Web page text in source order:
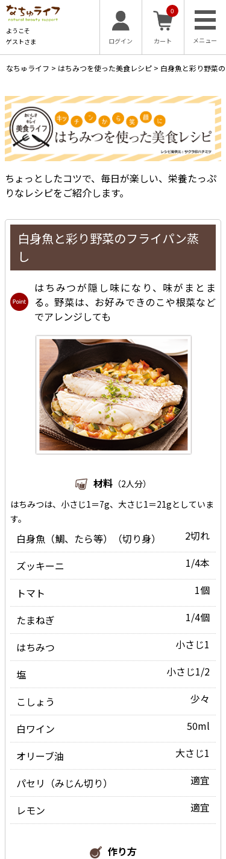
ようこそ
ゲストさま
ログイン
0
カート
なちゅライフ > はちみつを使った美食レシピ > 白身魚と彩り野菜
ちょっとしたコツで、毎日が楽しい、栄養たっぷ
りなレシピをご紹介します。
白身魚と彩り野菜のフライパン蒸
し
はちみつが隠し味になり、味がまとま
る。野菜は、お好みできのこや根菜など
でアレンジしても
材料（2人分）
はちみつは、小さじ1＝7g、大さじ1＝21gとしていま
す。
白身魚（鯛、たら等）（切り身） 2切れ
ズッキーニ 1/4本
トマト 1個
たまねぎ 1/4個
はちみつ 小さじ1
塩 小さじ1/2
こしょう 少々
白ワイン 50ml
オリーブ油 大さじ1
パセリ（みじん切り） 適宜
レモン 適宜
作り方